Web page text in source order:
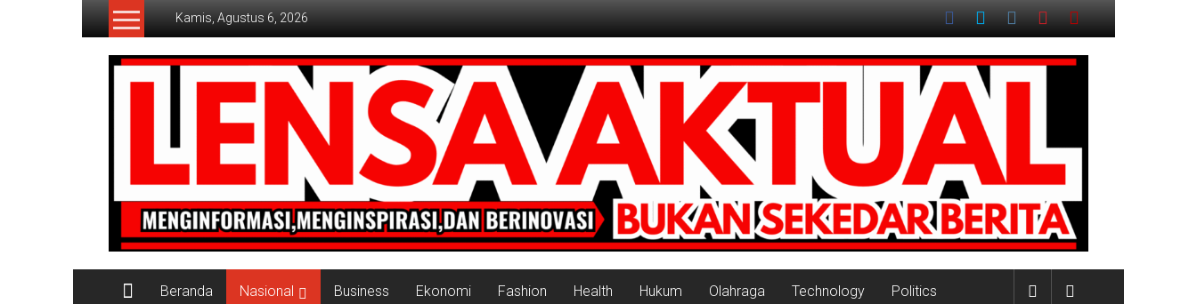
Lompat
Kamis, Agustus 6, 2026
Lensaaktual
Beranda Nasional Business Ekonomi Fashion Health Hukum Olahraga Technology Politics